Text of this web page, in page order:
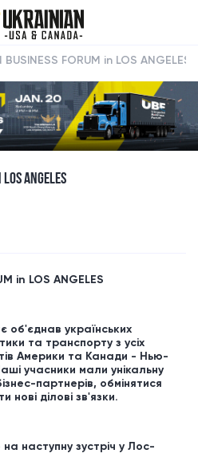
BUSINESS FORUM in LOS ANGELES
ANGELES
in LOS ANGELES
об'єднав українських
та транспорту з усіх
Америки та Канади - Нью-
учасники мали унікальну
партнерів, обмінятися
нові ділові зв'язки.
наступну зустріч у Лос-